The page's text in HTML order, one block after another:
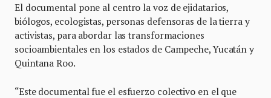
El documental pone al centro la voz de ejidatarios,
biólogos, ecologistas, personas defensoras de la tierra y
activistas, para abordar las transformaciones
socioambientales en los estados de Campeche, Yucatán y
Quintana Roo.
“Este documental fue el esfuerzo colectivo en el que